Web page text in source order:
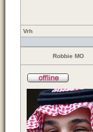
Vrh
Robbie MO